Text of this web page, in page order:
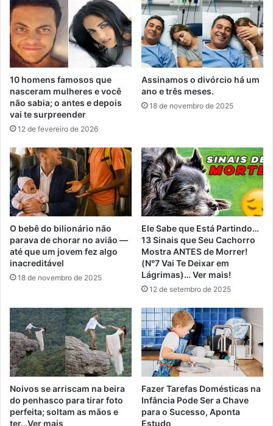
10 homens famosos que
nasceram mulheres e você
não sabia; o antes e depois
vai te surpreender
12 de fevereiro de 2026
Assinamos o divórcio há um
ano e três meses.
18 de novembro de 2025
O bebê do bilionário não
parava de chorar no avião —
até que um jovem fez algo
inacreditável
18 de novembro de 2025
Ele Sabe que Está Partindo…
13 Sinais que Seu Cachorro
Mostra ANTES de Morrer!
(N°7 Vai Te Deixar em
Lágrimas)… Ver mais!
12 de setembro de 2025
Noivos se arriscam na beira
do penhasco para tirar foto
perfeita; soltam as mãos e
ter…Ver mais
Fazer Tarefas Domésticas na
Infância Pode Ser a Chave
para o Sucesso, Aponta
Estudo